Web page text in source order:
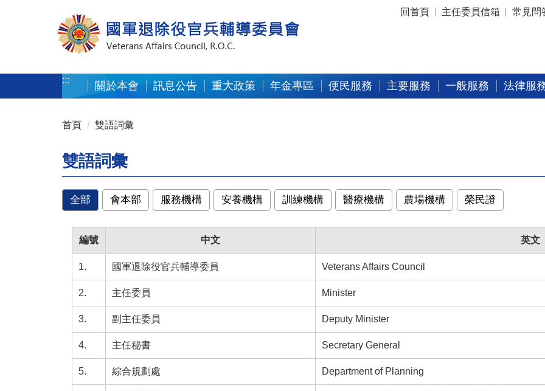
:::
回首頁 主任委員信箱 常見問
::: 關於本會 訊息公告 重大政策 年金專區 便民服務 主要服務 一般服務 法律服
首頁 雙語詞彙
雙語詞彙
全部 會本部 服務機構 安養機構 訓練機構 醫療機構 農場機構 榮民證
編號 中文 英文
1. 國軍退除役官兵輔導委員 Veterans Affairs Council
2. 主任委員 Minister
3. 副主任委員 Deputy Minister
4. 主任秘書 Secretary General
5. 綜合規劃處 Department of Planning